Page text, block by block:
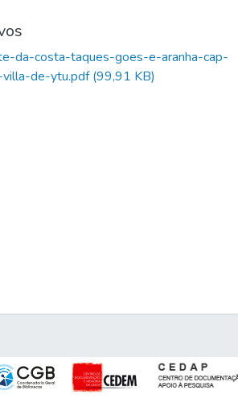
da-costa-taques-goes-e-aranha-cap-
de-ytu.pdf(99,91 KB)